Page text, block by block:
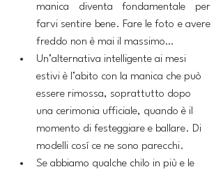
manica diventa fondamentale per
farvi sentire bene. Fare le foto e avere
freddo non è mai il massimo…
Un’alternativa intelligente ai mesi
estivi è l’abito con la manica che può
essere rimossa, soprattutto dopo
una cerimonia ufficiale, quando è il
momento di festeggiare e ballare. Di
modelli cosí ce ne sono parecchi.
Se abbiamo qualche chilo in più e le